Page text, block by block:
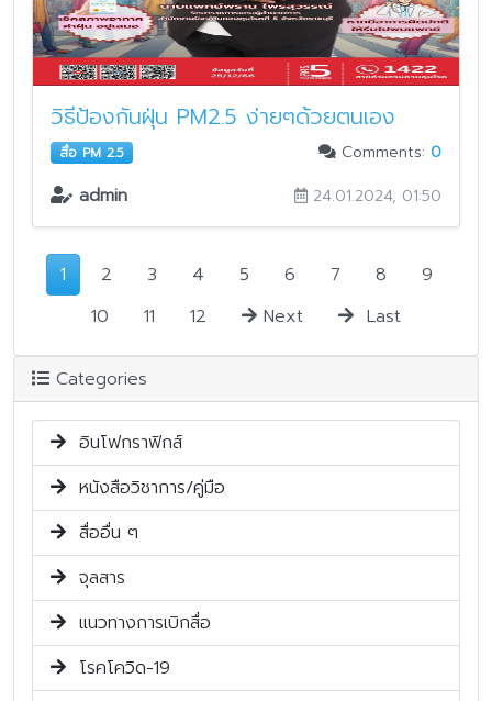
วิธีป้องกันฝุ่น PM2.5 ง่ายๆด้วยตนเอง
สื่อ PM 2.5 Comments: 0
admin 24.01.2024, 01:50
1 2 3 4 5 6 7 8
9
10
11 12 Next Last
Categories
อินโฟกราฟิกส์
หนังสือวิชาการ/คู่มือ
สื่ออื่น ๆ
จุลสาร
แนวทางการเบิกสื่อ
โรคโควิด-19